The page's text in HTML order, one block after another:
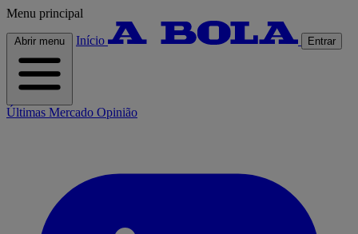
Menu principal
Abrir menu Início Entrar
Últimas Mercado Opinião